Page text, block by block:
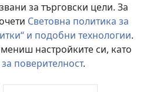
за търговски цели. За
Световна политика за
и подобни технологии.
настройките си, като
поверителност.
and Tract Society of Pennsylvania.
ПОЛИТИКА ЗА ПОВЕРИТЕЛНОСТ
ЗА ПОВЕРИТЕЛНОСТ